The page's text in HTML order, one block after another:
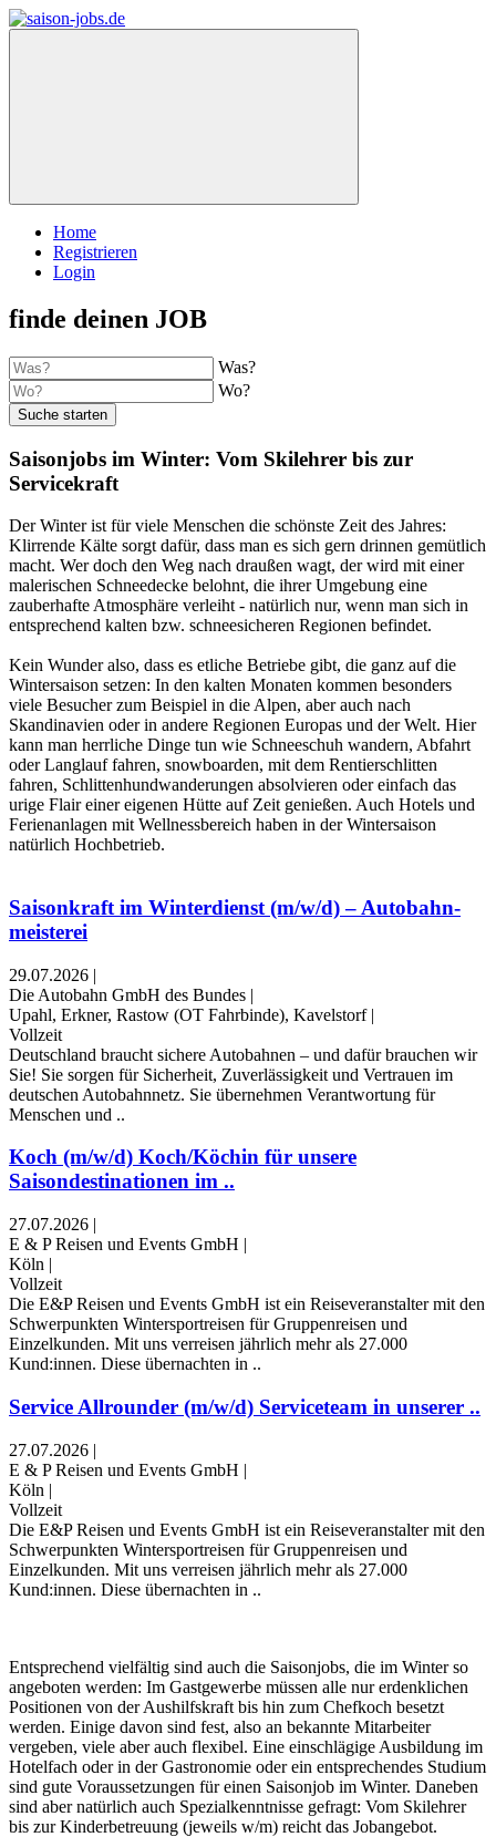
Home
Registrieren
Login
finde deinen JOB
Was?
Wo?
Suche starten
Saisonjobs im Winter: Vom Skilehrer bis zur
Servicekraft
Der Winter ist für viele Menschen die schönste Zeit des Jahres:
Klirrende Kälte sorgt dafür, dass man es sich gern drinnen gemütlich
macht. Wer doch den Weg nach draußen wagt, der wird mit einer
malerischen Schneedecke belohnt, die ihrer Umgebung eine
zauberhafte Atmosphäre verleiht - natürlich nur, wenn man sich in
entsprechend kalten bzw. schneesicheren Regionen befindet.
Kein Wunder also, dass es etliche Betriebe gibt, die ganz auf die
Wintersaison setzen: In den kalten Monaten kommen besonders
viele Besucher zum Beispiel in die Alpen, aber auch nach
Skandinavien oder in andere Regionen Europas und der Welt. Hier
kann man herrliche Dinge tun wie Schneeschuh wandern, Abfahrt
oder Langlauf fahren, snowboarden, mit dem Rentierschlitten
fahren, Schlittenhundwanderungen absolvieren oder einfach das
urige Flair einer eigenen Hütte auf Zeit genießen. Auch Hotels und
Ferienanlagen mit Wellnessbereich haben in der Wintersaison
natürlich Hochbetrieb.
Saisonkraft im Winterdienst (m/w/d) – Autobahn­
meisterei
29.07.2026 |
Die Autobahn GmbH des Bundes |
Upahl, Erkner, Rastow (OT Fahrbinde), Kavelstorf |
Vollzeit
Deutschland braucht sichere Autobahnen – und dafür brauchen wir
Sie! Sie sorgen für Sicherheit, Zuverlässigkeit und Vertrauen im
deutschen Autobahn­netz. Sie übernehmen Verantwortung für
Menschen und ..
Koch (m/w/d) Koch/Köchin für unsere
Saisondestinationen im ..
27.07.2026 |
E & P Reisen und Events GmbH |
Köln |
Vollzeit
Die E&P Reisen und Events GmbH ist ein Reiseveranstalter mit den
Schwerpunkten Wintersportreisen für Gruppenreisen und
Einzelkunden. Mit uns verreisen jährlich mehr als 27.000
Kund:innen. Diese übernachten in ..
Service Allrounder (m/w/d) Serviceteam in unserer ..
27.07.2026 |
E & P Reisen und Events GmbH |
Köln |
Vollzeit
Die E&P Reisen und Events GmbH ist ein Reiseveranstalter mit den
Schwerpunkten Wintersportreisen für Gruppenreisen und
Einzelkunden. Mit uns verreisen jährlich mehr als 27.000
Kund:innen. Diese übernachten in ..
Entsprechend vielfältig sind auch die Saisonjobs, die im Winter so
angeboten werden: Im Gastgewerbe müssen alle nur erdenklichen
Positionen von der Aushilfskraft bis hin zum Chefkoch besetzt
werden. Einige davon sind fest, also an bekannte Mitarbeiter
vergeben, viele aber auch flexibel. Eine einschlägige Ausbildung im
Hotelfach oder in der Gastronomie oder ein entsprechendes Studium
sind gute Voraussetzungen für einen Saisonjob im Winter. Daneben
sind aber natürlich auch Spezialkenntnisse gefragt: Vom Skilehrer
bis zur Kinderbetreuung (jeweils w/m) reicht das Jobangebot.